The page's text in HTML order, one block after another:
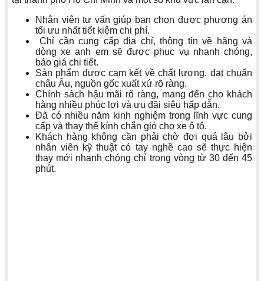
Nhân viên tư vấn giúp bạn chọn được phương án
tối ưu nhất tiết kiệm chi phí.
Chỉ cần cung cấp địa chỉ, thông tin về hãng và
dòng xe anh em sẽ được phục vụ nhanh chóng,
báo giá chi tiết.
Sản phẩm được cam kết về chất lượng, đạt chuẩn
châu Âu, nguồn gốc xuất xứ rõ ràng.
Chính sách hậu mãi rõ ràng, mang đến cho khách
hàng nhiều phúc lợi và ưu đãi siêu hấp dẫn.
Đã có nhiều năm kinh nghiệm trong lĩnh vực cung
cấp và thay thế kính chắn gió cho xe ô tô.
Khách hàng không cần phải chờ đợi quá lâu bởi
nhân viên kỹ thuật có tay nghề cao sẽ thực hiện
thay mới nhanh chóng chỉ trong vòng từ 30 đến 45
phút.